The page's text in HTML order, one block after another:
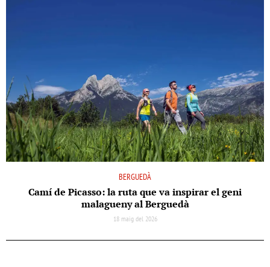
BERGUEDÀ
Camí de Picasso: la ruta que va inspirar el geni
malagueny al Berguedà
18 maig del 2026